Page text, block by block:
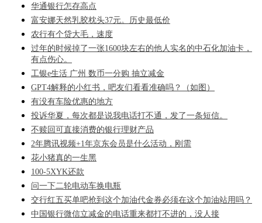
华通银行怎存高点
富安娜天然乳胶枕头37元。历史最低价
农行有个贷大毛，速度
过年的时候掉了一张1600块左右的他人实名的中石化加油卡，
有点伤心。
工银e生活 广州 数币一分购 抽立减金
GPT4解释的小红书，吧友们看看准确吗？（如图）
有没有车险优惠的地方
投诉华夏，每次都是说我电话打不通，发了一条短信。
不赎回可直接消费的银行理财产品
2年腾讯视频+1年京东会员是什么活动，刚需
花小猪真的一生黑
100-5XYK还款
问一下二轮电动车换电瓶
交行红五买单吧抢到这个加油代金券必须在这个加油站用吗？
中国银行微信立减金的电话重来都打不进的，没人接